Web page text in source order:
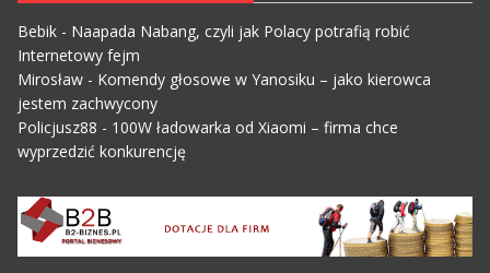
Bebik- Naapada Nabang, czyli jak Polacy potrafią robić
Internetowy fejm
Mirosław- Komendy głosowe w Yanosiku – jako kierowca
jestem zachwycony
Policjusz88 - 100W ładowarka od Xiaomi – firma chce
wyprzedzić konkurencję